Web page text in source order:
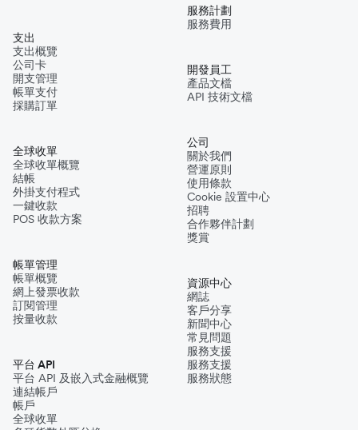
支出
支出概覽
公司卡
開支管理
帳單支付
採購訂單
全球收單
全球收單概覽
結帳
外掛支付程式
一鍵收款
POS 收款方案
帳單管理
帳單概覽
網上發票收款
訂閱管理
按量收款
平台 API
平台 API 及嵌入式金融概覽
連結帳戶
帳戶
全球收單
服務計劃
服務費用
開發員工
產品文檔
API 技術文檔
公司
關於我們
營運原則
使用條款
Cookie 設置中心
招聘
合作夥伴計劃
獎賞
資源中心
網誌
客戶分享
新聞中心
常見問題
服務支援
服務支援
服務狀態